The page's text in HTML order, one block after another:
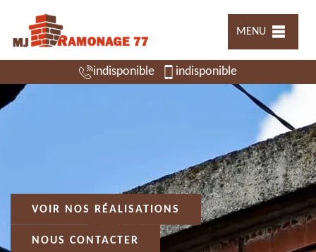
MENU
indisponible indisponible
VOIR NOS RÉALISATIONS
NOUS CONTACTER